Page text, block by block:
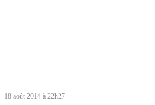
dit :
18 août 2014 à 22h27